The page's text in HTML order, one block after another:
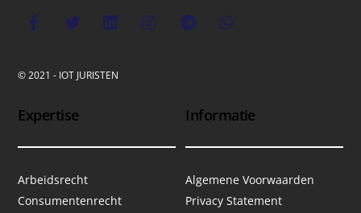
Top
© 2021 - IOT JURISTEN
Expertise
Arbeidsrecht
Consumentenrecht
Informatie
Algemene Voorwaarden
Privacy Statement